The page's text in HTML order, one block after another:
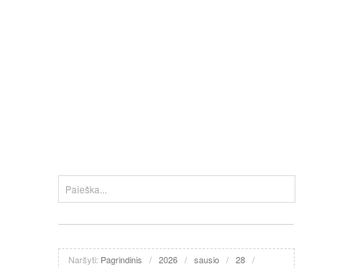
Naršyti: Pagrindinis / 2026 / sausio / 28 /